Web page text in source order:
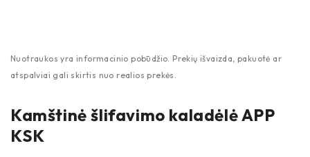
Kamštinė šlifavimo kaladėlė APP
KSK